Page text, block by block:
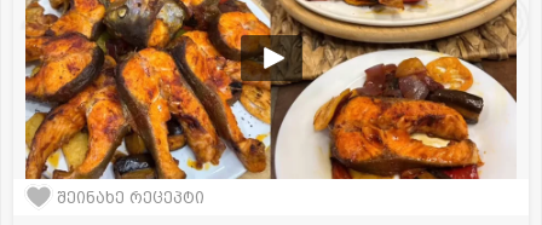
შეინახე რეცეპტი